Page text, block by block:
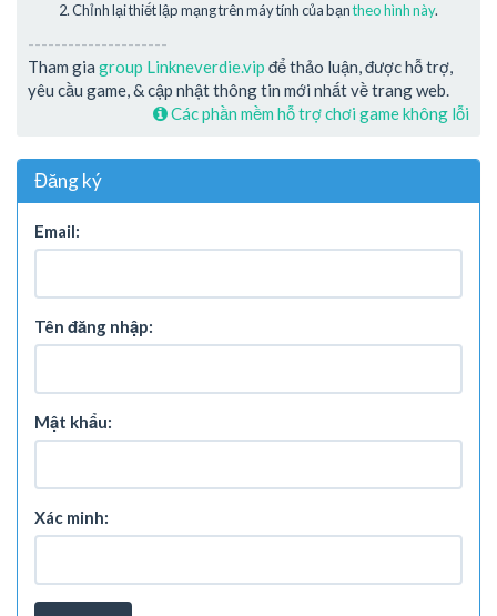
Chỉnh lại thiết lập mạng trên máy tính của bạntheo hình này.
---------------------
Tham gia group Linkneverdie.vip để thảo luận, được hỗ trợ,
yêu cầu game, & cập nhật thông tin mới nhất về trang web.
Các phần mềm hỗ trợ chơi game không lỗi
Đăng ký
Email:
Tên đăng nhập:
Mật khẩu:
Xác minh: